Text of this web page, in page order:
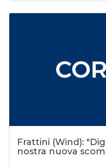
Frattini (Wind):
nostra nuova